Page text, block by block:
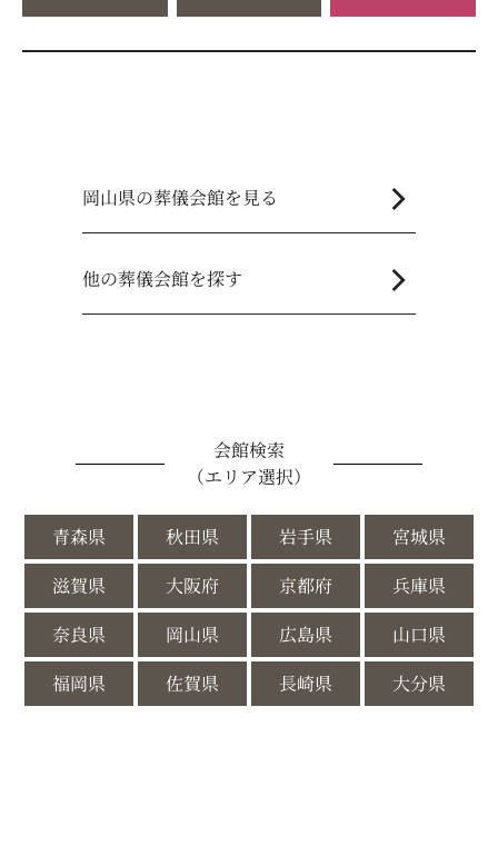
岡山県の葬儀会館を見る chevron_right
他の葬儀会館を探す chevron_right
会館検索
（エリア選択）
青森県 秋田県 岩手県
宮城県
滋賀県
大阪府 京都府
兵庫県
奈良県
岡山県 広島県
山口県
福岡県
佐賀県 長崎県 大分県